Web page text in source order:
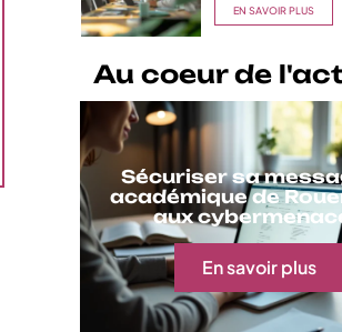
EN SAVOIR PLUS
Au coeur de
Sécuriser sa
académique de
aux
En savoir plus